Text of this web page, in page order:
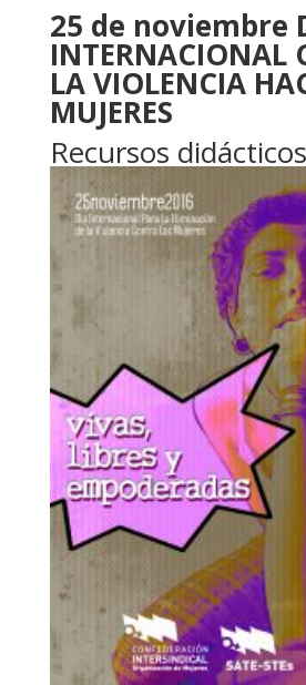
25 de noviembre
INTERNACIONAL
LA VIOLENCIA
MUJERES
Recursos